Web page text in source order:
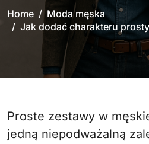
Home
Moda męska
Jak dodać charakteru
Proste zestawy w męskiej garderobie mają
jedną niepodważalną